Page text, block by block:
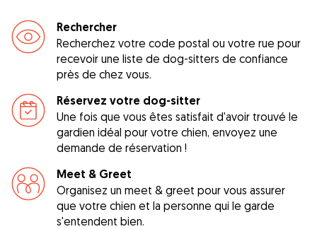
Rechercher
Recherchez votre code postal ou votre rue pour
recevoir une liste de dog-sitters de confiance
près de chez vous.
Réservez votre dog-sitter
Une fois que vous êtes satisfait d'avoir trouvé le
gardien idéal pour votre chien, envoyez une
demande de réservation !
Meet & Greet
Organisez un meet & greet pour vous assurer
que votre chien et la personne qui le garde
s'entendent bien.